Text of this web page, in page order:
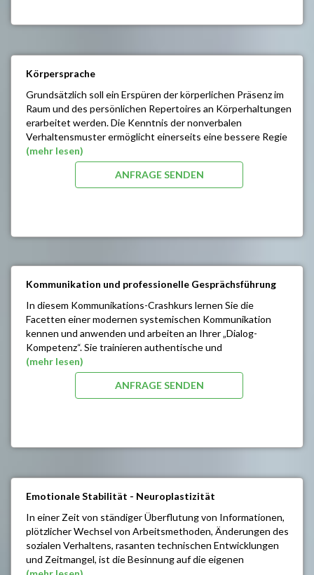
Analyse der Ärgerreaktionen / Strategien der
Eingestehen der eigenen Fehler
Sachliches Begründen der eigenen Position
Körpersprache
Grundsätzlich soll ein Erspüren der körperlichen Präsenz im
Raum und des persönlichen Repertoires an Körperhaltungen
erarbeitet werden. Die Kenntnis der nonverbalen
Verhaltensmuster ermöglicht einerseits eine bessere Regie
der eigenen Körpersignale und andererseits eine richtige
Interpretation der Reaktionen des Gegenübers.
Erspüren der körperlichen Präsenz im Raum und des
Speicherung von erfolgreichem Verhalten
(Bewegungsgefühl), Verbesserung der
Überzeugungskraft
Bewusstere Kommunikation interpersoneller
Einstellungen
Abbau emotionaler Blockaden
Vertieftes Körperverständnis
Erwecken individueller Anlagen und kreativer
(mehr lesen)
ANFRAGE SENDEN
Kommunikation und professionelle Gesprächsführung
In diesem Kommunikations-Crashkurs lernen Sie die
Facetten einer modernen systemischen Kommunikation
kennen und anwenden und arbeiten an Ihrer „Dialog-
Kompetenz“. Sie trainieren authentische und
wertschätzende Kommunikationstechniken für eine
souveräne und selbstsichere Gesprächsführung mit Ihren
MitarbeiterInnen, KollegInnen sowie Ihren KundInnen.
Strategien der Ärgerkontrolle
Mut zur überzeugenden Selbstdarstellung
Sicherheit im Auftreten
Erkennen von Problembereichen
Realistische Selbsteinschätzung
Entwickeln von persönlichen Strategien
(mehr lesen)
ANFRAGE SENDEN
Emotionale Stabilität - Neuroplastizität
In einer Zeit von ständiger Überflutung von Informationen,
plötzlicher Wechsel von Arbeitsmethoden, Änderungen des
sozialen Verhaltens, rasanten technischen Entwicklungen
und Zeitmangel, ist die Besinnung auf die eigenen